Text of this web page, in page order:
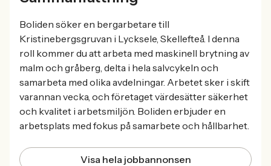
Boliden söker en bergarbetare till
Kristinebergsgruvan i Lycksele, Skellefteå. I denna
roll kommer du att arbeta med maskinell brytning av
malm och gråberg, delta i hela salvcykeln och
samarbeta med olika avdelningar. Arbetet sker i skift
varannan vecka, och företaget värdesätter säkerhet
och kvalitet i arbetsmiljön. Boliden erbjuder en
arbetsplats med fokus på samarbete och hållbarhet.
Visa hela jobbannonsen